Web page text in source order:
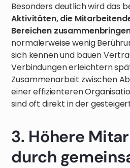
Besonders deutlich wird das
Aktivitäten, die
Bereichen
normalerweise wenig
sich kennen und bauen
Verbindungen erleichtern
Zusammenarbeit zwischen
einer effizienteren
sind oft direkt in der
3. Höhere
durch